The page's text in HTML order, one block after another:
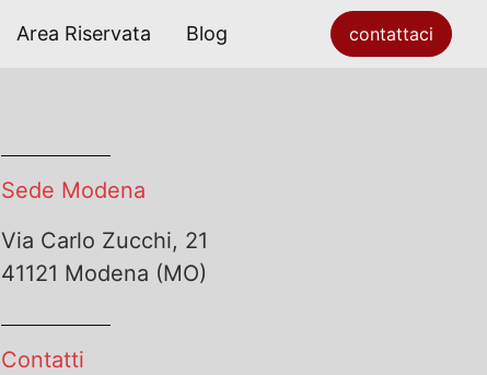
Area Riservata Blog contattaci
Sede Modena
Via Carlo Zucchi, 21
41121 Modena (MO)
Contatti